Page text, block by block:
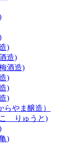
)
造)
酒造)
)
)
)
やま醸造）
りゅうと)
)